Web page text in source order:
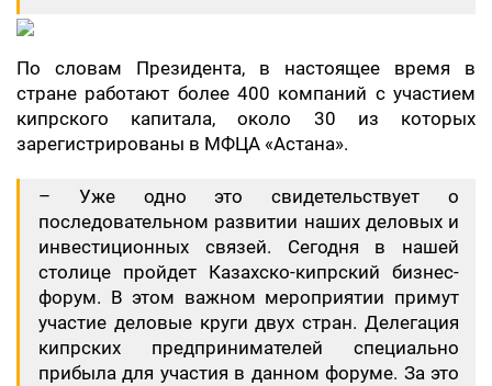
​По словам Президента, в настоящее время в
стране работают более 400 компаний с участием
кипрского капитала, около 30 из которых
зарегистрированы в МФЦА «Астана».
​– Уже одно это свидетельствует о
последовательном развитии наших деловых и
инвестиционных связей. Сегодня в нашей
столице пройдет Казахско-кипрский бизнес-
форум. В этом важном мероприятии примут
участие деловые круги двух стран. Делегация
кипрских предпринимателей специально
прибыла для участия в данном форуме. За это